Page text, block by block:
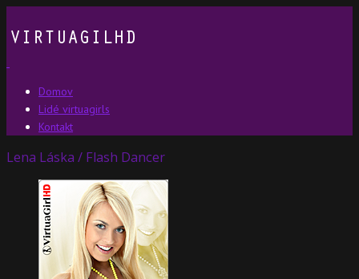
Domov
Lidé virtuagirls
Kontakt
Lena Láska / Flash Dancer